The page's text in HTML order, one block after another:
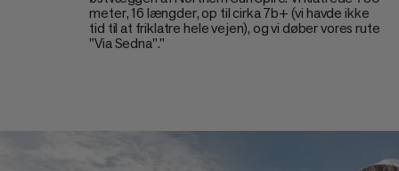
meter, 16 længder, op til cirka 7b+ (vi havde ikke
tid til at friklatre hele vejen), og vi døber vores rute
"Via Sedna"."